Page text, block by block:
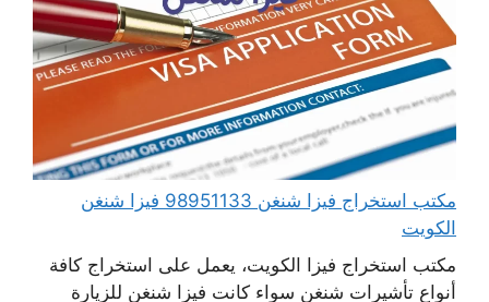
مكتب استخراج فيزا شنغن 98951133 فيزا شنغن
الكويت
مكتب استخراج فيزا الكويت، يعمل على استخراج كافة
أنواع تأشيرات شنغن سواء كانت فيزا شنغن للزيارة